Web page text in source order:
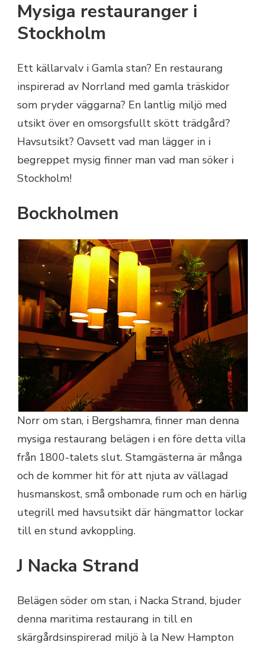
Mysiga restauranger i
Stockholm
Ett källarvalv i Gamla stan? En restaurang
inspirerad av Norrland med gamla träskidor
som pryder väggarna? En lantlig miljö med
utsikt över en omsorgsfullt skött trädgård?
Havsutsikt? Oavsett vad man lägger in i
begreppet mysig finner man vad man söker i
Stockholm!
Bockholmen
Norr om stan, i Bergshamra, finner man denna
mysiga restaurang belägen i en före detta villa
från 1800-talets slut. Stamgästerna är många
och de kommer hit för att njuta av vällagad
husmanskost, små ombonade rum och en härlig
utegrill med havsutsikt där hängmattor lockar
till en stund avkoppling.
J Nacka Strand
Belägen söder om stan, i Nacka Strand, bjuder
denna maritima restaurang in till en
skärgårdsinspirerad miljö à la New Hampton